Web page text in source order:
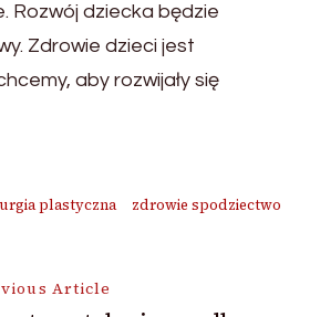
Rozwój dziecka będzie
Zdrowie dzieci jest
aby rozwijały się
plastyczna zdrowie spodziectwo
Article